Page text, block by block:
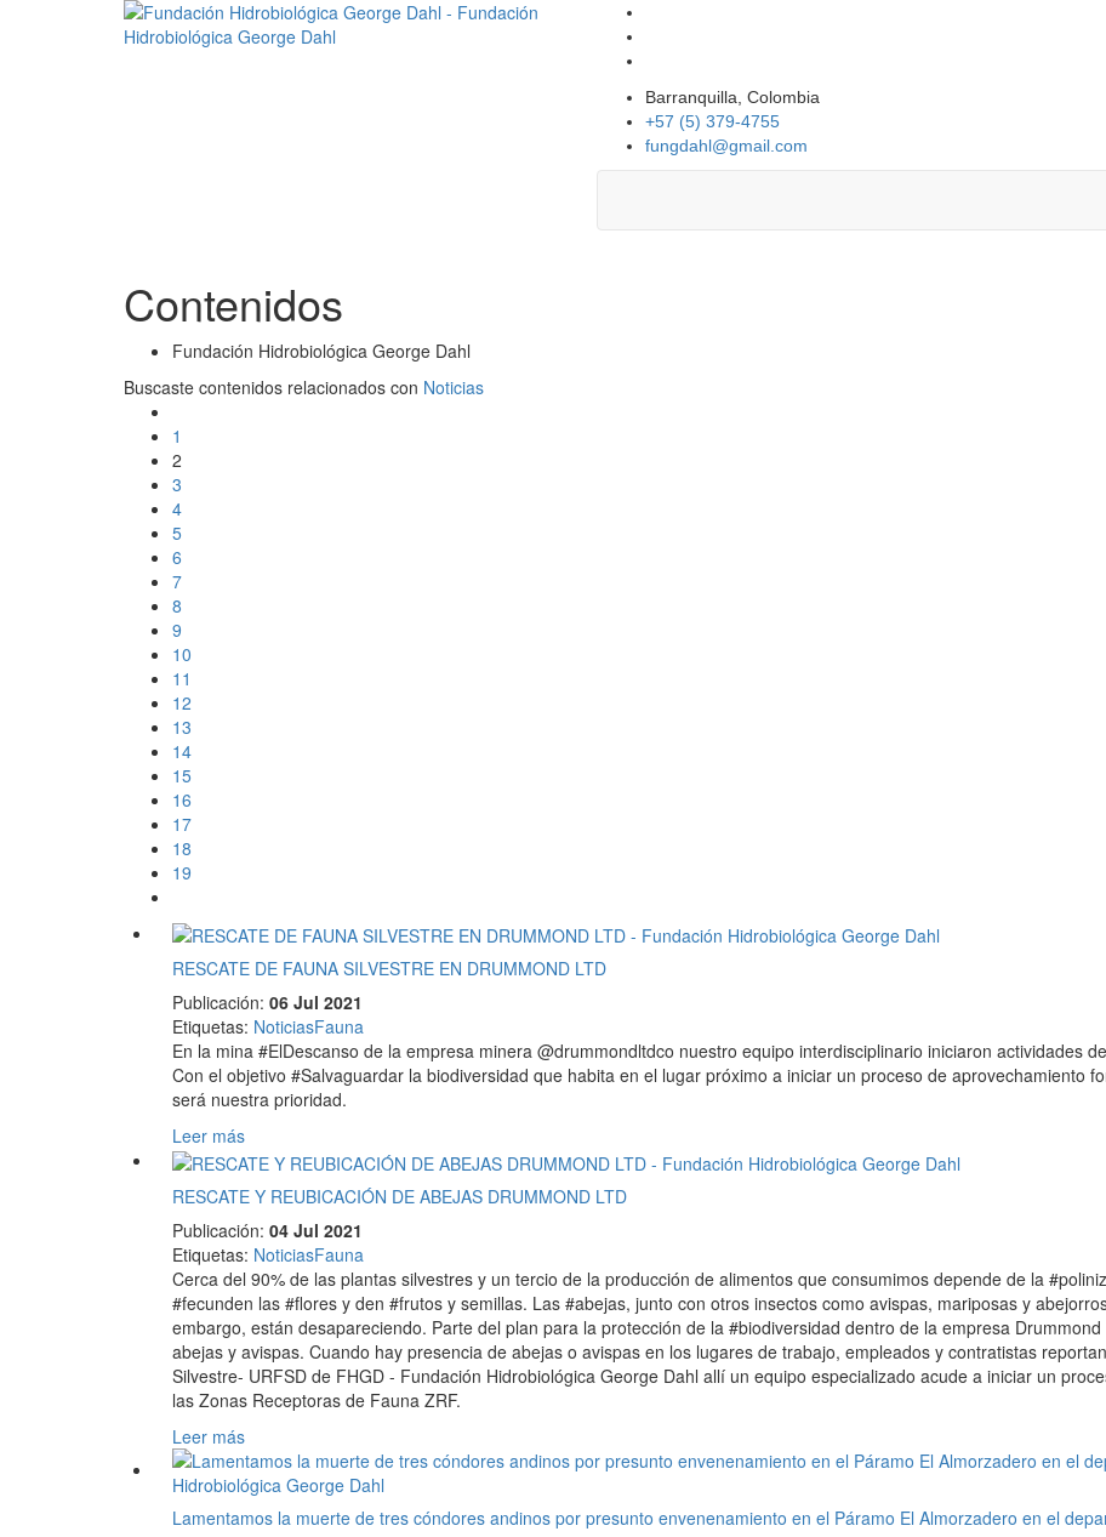
Barranquilla, Colombia
+57 (5) 379-4755
fungdahl@gmail.com
Contenidos
Fundación Hidrobiológica George Dahl
Buscaste contenidos relacionados con Noticias
1
2
3
4
5
6
7
8
9
10
11
12
13
14
15
16
17
18
19
RESCATE DE FAUNA SILVESTRE EN DRUMMOND LTD
Publicación: 06 Jul 2021
Etiquetas: NoticiasFauna
En la mina #ElDescanso de la empresa minera @drummondltdco nuestro equipo interdisciplinario iniciaron actividades
Con el objetivo #Salvaguardar la biodiversidad que habita en el lugar próximo a iniciar un proceso de aprovechamiento
será nuestra prioridad.
Leer más
RESCATE Y REUBICACIÓN DE ABEJAS DRUMMOND LTD
Publicación: 04 Jul 2021
Etiquetas: NoticiasFauna
Cerca del 90% de las plantas silvestres y un tercio de la producción de alimentos que consumimos depende de la
#fecunden las #flores y den #frutos y semillas. Las #abejas, junto con otros insectos como avispas, mariposas y
embargo, están desapareciendo. Parte del plan para la protección de la #biodiversidad dentro de la empresa
abejas y avispas. Cuando hay presencia de abejas o avispas en los lugares de trabajo, empleados y contratistas
Silvestre- URFSD de FHGD - Fundación Hidrobiológica George Dahl allí un equipo especializado acude a iniciar un
las Zonas Receptoras de Fauna ZRF.
Leer más
Lamentamos la muerte de tres cóndores andinos por presunto envenenamiento en el Páramo El Almorzadero en el